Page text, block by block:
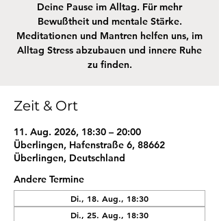
Deine Pause im Alltag. Für mehr
Bewußtheit und mentale Stärke.
Meditationen und Mantren helfen uns, im
Alltag Stress abzubauen und innere Ruhe
zu finden.
Zeit & Ort
11. Aug. 2026, 18:30 – 20:00
Überlingen, Hafenstraße 6, 88662
Überlingen, Deutschland
Andere Termine
Di., 18. Aug., 18:30
Di., 25. Aug., 18:30